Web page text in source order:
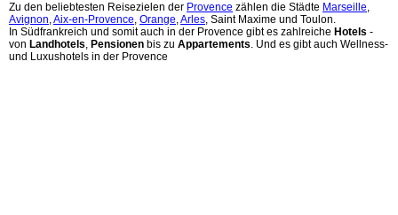
Zu den beliebtesten Reisezielen der Provence zählen die Städte Marseille
Avignon Aix-en-Provence Orange Arles , Saint Maxime und Toulon.
In Südfrankreich und somit auch in der Provence gibt es zahlreiche Hotels -
von Landhotels Pensionen bis zu Appartements . Und es gibt auch Wellness-
und Luxushotels in der Provence